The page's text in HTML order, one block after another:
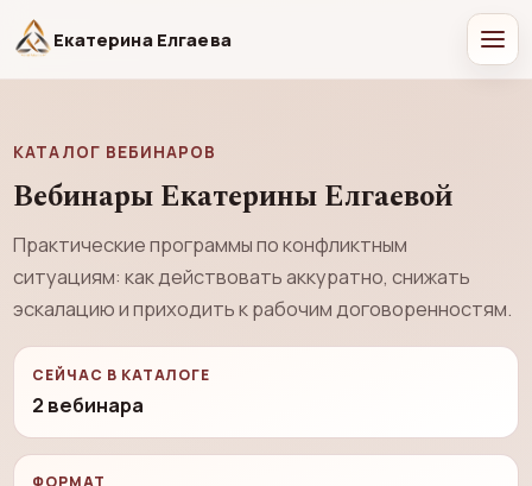
Екатерина Елгаева
КАТАЛОГ ВЕБИНАРОВ
Вебинары Екатерины Елгаевой
Практические программы по конфликтным
ситуациям: как действовать аккуратно, снижать
эскалацию и приходить к рабочим договоренностям.
СЕЙЧАС В КАТАЛОГЕ
2 вебинара